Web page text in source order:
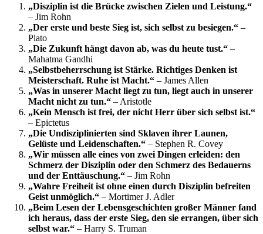
„Disziplin ist die Brücke zwischen Zielen und Leistung.“
– Jim Rohn
„Der erste und beste Sieg ist, sich selbst zu besiegen.“ –
Plato
„Die Zukunft hängt davon ab, was du heute tust.“ –
Mahatma Gandhi
„Selbstbeherrschung ist Stärke. Richtiges Denken ist
Meisterschaft. Ruhe ist Macht.“ – James Allen
„Was in unserer Macht liegt zu tun, liegt auch in unserer
Macht nicht zu tun.“ – Aristotle
„Kein Mensch ist frei, der nicht Herr über sich selbst ist.“
– Epictetus
„Die Undisziplinierten sind Sklaven ihrer Launen,
Gelüste und Leidenschaften.“ – Stephen R. Covey
„Wir müssen alle eines von zwei Dingen erleiden: den
Schmerz der Disziplin oder den Schmerz des Bedauerns
und der Enttäuschung.“ – Jim Rohn
„Wahre Freiheit ist ohne einen durch Disziplin befreiten
Geist unmöglich.“ – Mortimer J. Adler
„Beim Lesen der Lebensgeschichten großer Männer fand
ich heraus, dass der erste Sieg, den sie errangen, über sich
selbst war.“ – Harry S. Truman